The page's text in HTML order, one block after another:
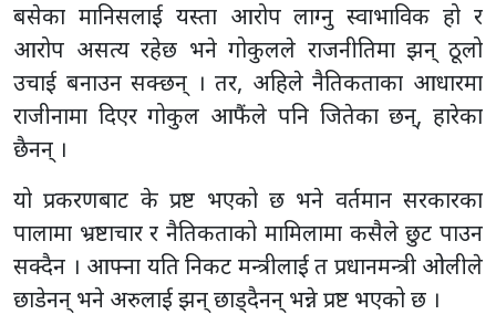
बसेका मानिसलाई यस्ता आरोप लाग्नु स्वाभाविक हो र
आरोप असत्य रहेछ भने गोकुलले राजनीतिमा झन् ठूलो
उचाई बनाउन सक्छन् । तर, अहिले नैतिकताका आधारमा
राजीनामा दिएर गोकुल आफैंले पनि जितेका छन्, हारेका
छैनन् ।
यो प्रकरणबाट के प्रष्ट भएको छ भने वर्तमान सरकारका
पालामा भ्रष्टाचार र नैतिकताको मामिलामा कसैले छुट पाउन
सक्दैन । आफ्ना यति निकट मन्त्रीलाई त प्रधानमन्त्री ओलीले
छाडेनन् भने अरुलाई झन् छाड्दैनन् भन्ने प्रष्ट भएको छ ।